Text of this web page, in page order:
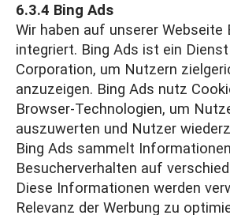
6.3.4 Bing Ads
Wir haben auf unserer Webseite
integriert. Bing Ads ist ein
Corporation, um Nutzern
anzuzeigen. Bing Ads nutz
Browser-Technologien, um
auszuwerten und Nutzer
Bing Ads sammelt
Besucherverhalten auf
Diese Informationen werden
Relevanz der Werbung zu